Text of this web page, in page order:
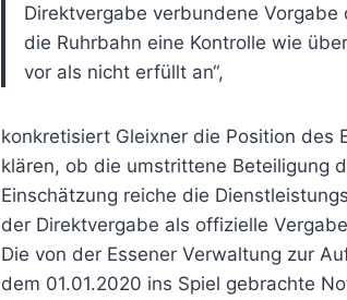
Direktvergabe verbundene
die Ruhrbahn eine Kontrolle wie
vor als nicht erfüllt an“,
konkretisiert Gleixner die Position des
klären, ob die umstrittene Beteiligung
Einschätzung reiche die
der Direktvergabe als offizielle
Die von der Essener Verwaltung zur
dem 01.01.2020 ins Spiel gebrachte